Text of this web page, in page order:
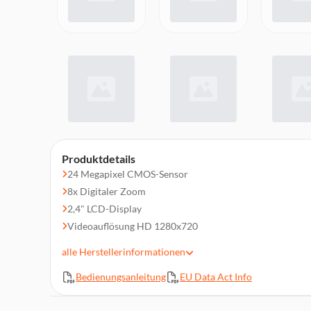
Produktdetails
24 Megapixel CMOS-Sensor
8x Digitaler Zoom
2,4" LCD-Display
Videoauflösung HD 1280x720
Maße: 95 X 58 X 27 mm, Gewicht: 89 g
alle Herstellerinformationen
Bedienungsanleitung EU Data Act Info